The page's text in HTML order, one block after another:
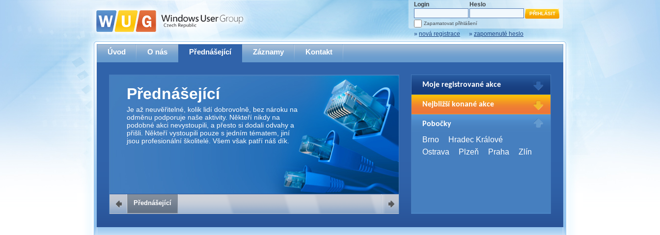
Login Heslo
Zapamatovat přihlášení
» nová registrace » zapomenuté heslo
Úvod O nás Přednášející Záznamy Kontakt
Přednášející
Je až neuvěřitelné, kolik lidí dobrovolně, bez nároku na
odměnu podporuje naše aktivity. Někteří nikdy na
podobné akci nevystoupili, a přesto si dodali odvahy a
přišli. Někteří vystoupili pouze s jedním tématem, jiní
jsou profesionální školitelé. Všem však patří náš dík.
Přednášející
Moje registrované akce
Pro zobrazení Vašich registrací na akce
se prosím přihlašte.
Nejbližší konané akce
WUG Days 2026
4. 9. 2026,Brno
SQL Server Bootcamp 2026
Pobočky
Brno
Hradec Králové
Ostrava
Plzeň Praha Zlín